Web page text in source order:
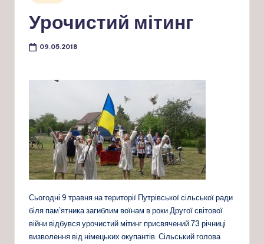
Урочистий мітинг
09.05.2018
Сьогодні 9 травня на території Путрівської сільської ради
біля пам`ятника загиблим воїнам в роки Другої світової
війни відбувся урочистий мітинг присвячений 73 річниці
визволення від німецьких окупантів. Сільський голова